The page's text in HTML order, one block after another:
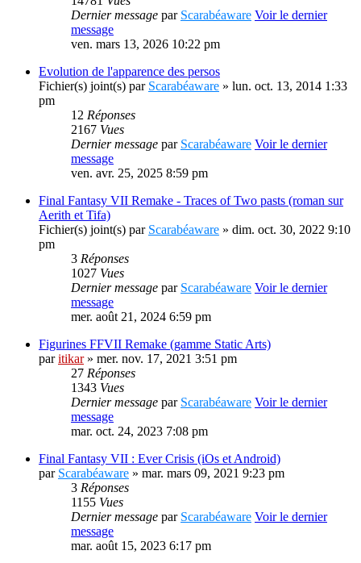
Dernier message par Scarabéaware Voir le dernier
message
ven. mars 13, 2026 10:22 pm
Evolution de l'apparence des persos
Fichier(s) joint(s) par Scarabéaware » lun. oct. 13, 2014 1:33
pm
12 Réponses
2167 Vues
Dernier message par Scarabéaware Voir le dernier
message
ven. avr. 25, 2025 8:59 pm
Final Fantasy VII Remake - Traces of Two pasts (roman sur
Aerith et Tifa)
Fichier(s) joint(s) par Scarabéaware » dim. oct. 30, 2022 9:10
pm
3 Réponses
1027 Vues
Dernier message par Scarabéaware Voir le dernier
message
mer. août 21, 2024 6:59 pm
Figurines FFVII Remake (gamme Static Arts)
paritikar» mer. nov. 17, 2021 3:51 pm
27 Réponses
1343 Vues
Dernier message par Scarabéaware Voir le dernier
message
mar. oct. 24, 2023 7:08 pm
Final Fantasy VII : Ever Crisis (iOs et Android)
par Scarabéaware » mar. mars 09, 2021 9:23 pm
3 Réponses
1155 Vues
Dernier message par Scarabéaware Voir le dernier
message
mar. août 15, 2023 6:17 pm